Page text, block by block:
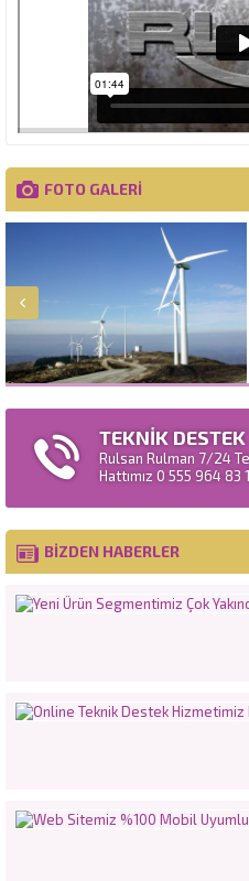
FOTO GALERİ
TEKNİK DESTEK
Rulsan Rulman 7/24
Hattımız 0 555 964 83
BİZDEN HABERLER